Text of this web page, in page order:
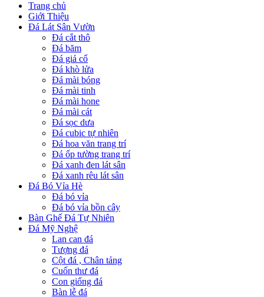
Trang chủ
Giới Thiệu
Đá Lát Sân Vườn
Đá cắt thô
Đá băm
Đá giả cổ
Đá khò lửa
Đá mài bóng
Đá mài tinh
Đá mài hone
Đá mài cát
Đá sọc dưa
Đá cubic tự nhiên
Đá hoa văn trang trí
Đá ốp tường trang trí
Đá xanh đen lát sân
Đá xanh rêu lát sân
Đá Bó Vỉa Hè
Đá bó vỉa
Đá bó vỉa bồn cây
Bàn Ghế Đá Tự Nhiên
Đá Mỹ Nghệ
Lan can đá
Tượng đá
Cột đá , Chân tảng
Cuốn thư đá
Con giống đá
Bàn lễ đá